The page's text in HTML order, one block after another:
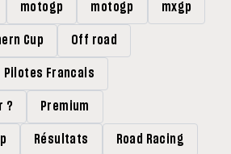
motogp motogp mxgp
Cup Off road
Pilotes Francais
? Premium
Résultats Road Racing